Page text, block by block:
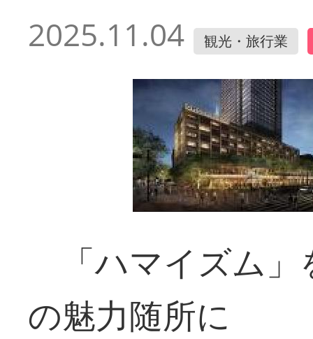
2025.11.04 観光・旅行業
「ハマイズム
の魅力随所に